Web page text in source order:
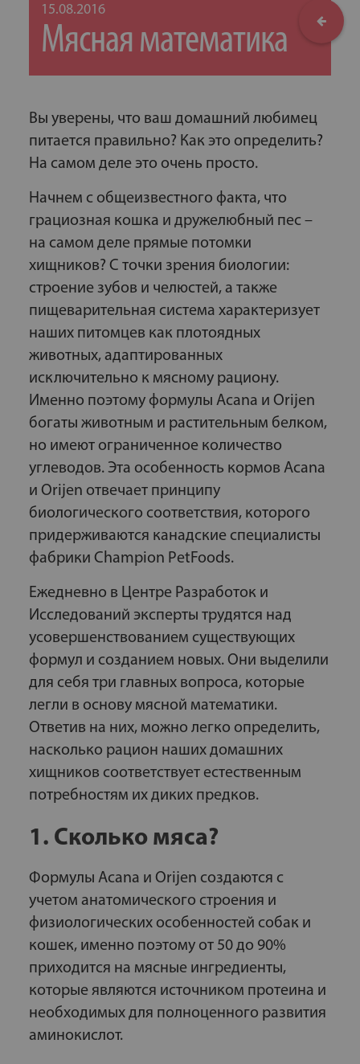
15.08.2016
Мясная математика
Вы уверены, что ваш домашний любимец
питается правильно? Как это определить?
На самом деле это очень просто.
Начнем с общеизвестного факта, что
грациозная кошка и дружелюбный пес –
на самом деле прямые потомки
хищников? С точки зрения биологии:
строение зубов и челюстей, а также
пищеварительная система характеризует
наших питомцев как плотоядных
животных, адаптированных
исключительно к мясному рациону.
Именно поэтому формулы Acana и Orijen
богаты животным и растительным белком,
но имеют ограниченное количество
углеводов. Эта особенность кормов Acana
и Orijen отвечает принципу
биологического соответствия, которого
придерживаются канадские специалисты
фабрики Champion PetFoods.
Ежедневно в Центре Разработок и
Исследований эксперты трудятся над
усовершенствованием существующих
формул и созданием новых. Они выделили
для себя три главных вопроса, которые
легли в основу мясной математики.
Ответив на них, можно легко определить,
насколько рацион наших домашних
хищников соответствует естественным
потребностям их диких предков.
1. Сколько мяса?
Формулы Acana и Orijen создаются с
учетом анатомического строения и
физиологических особенностей собак и
кошек, именно поэтому от 50 до 90%
приходится на мясные ингредиенты,
которые являются источником протеина и
необходимых для полноценного развития
аминокислот.